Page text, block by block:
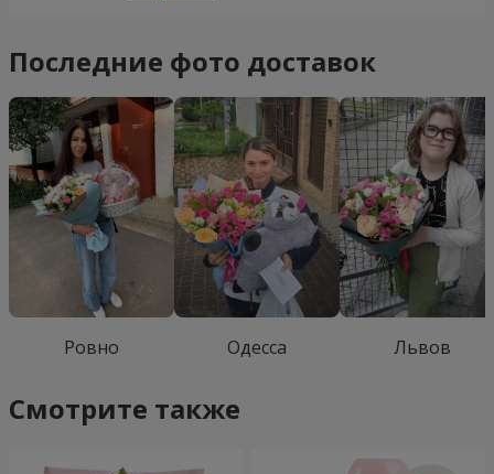
Последние фото доставок
Ровно Одесса Львов
Смотрите также